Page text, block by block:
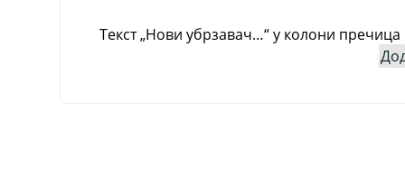
Текст„Нови убрзавач…“у колони пречица